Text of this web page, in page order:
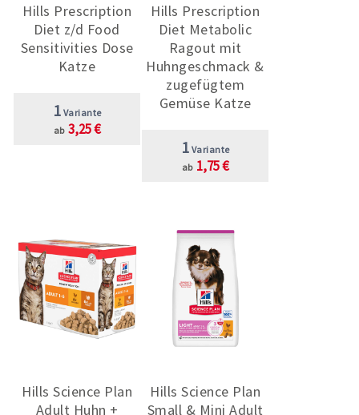
Hills Prescription
Diet z/d Food
Sensitivities Dose
Katze
1 Variante
ab 3,25 €
Hills Prescription
Diet Metabolic
Ragout mit
Huhngeschmack &
zugefügtem
Gemüse Katze
1 Variante
ab 1,75 €
Hills Science Plan
Adult Huhn +
Hills Science Plan
Small & Mini Adult